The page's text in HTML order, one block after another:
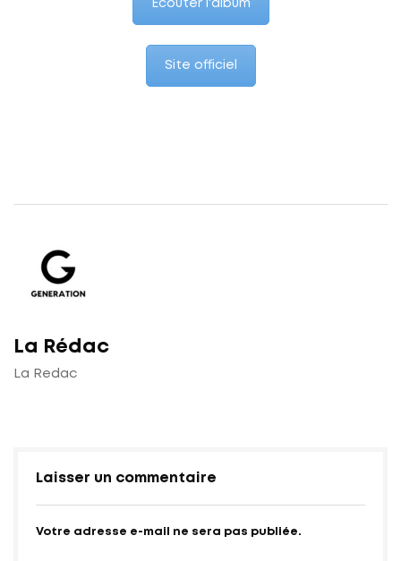
Écouter l'album
Site officiel
La Rédac
La Redac
Laisser un commentaire
Votre adresse e-mail ne sera pas publiée.